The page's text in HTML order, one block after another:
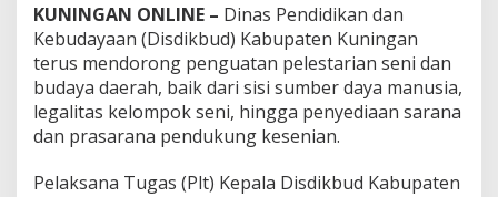
KUNINGAN ONLINE – Dinas Pendidikan dan
Kebudayaan (Disdikbud) Kabupaten Kuningan
terus mendorong penguatan pelestarian seni dan
budaya daerah, baik dari sisi sumber daya manusia,
legalitas kelompok seni, hingga penyediaan sarana
dan prasarana pendukung kesenian.
Pelaksana Tugas (Plt) Kepala Disdikbud Kabupaten